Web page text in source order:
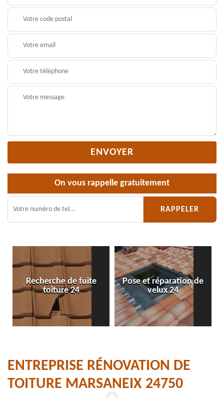
On vous rappelle gratuitement
Recherche de fuite
toiture 24
Pose et réparation de
velux 24
ENTREPRISE RÉNOVATION DE
TOITURE MARSANEIX 24750